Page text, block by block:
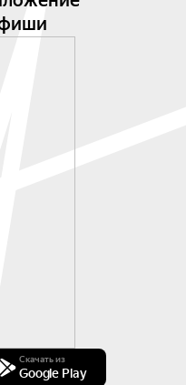
Скачать из
Google Play